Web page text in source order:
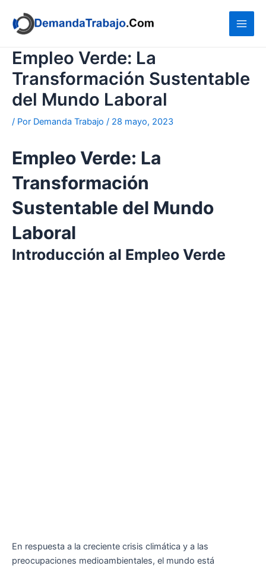
contenido
Empleo Verde: La
Transformación Sustentable
del Mundo Laboral
/ Por Demanda Trabajo / 28 mayo, 2023
Empleo Verde: La
Transformación
Sustentable del Mundo
Laboral
Introducción al Empleo Verde
En respuesta a la creciente crisis climática y a las
preocupaciones medioambientales, el mundo está